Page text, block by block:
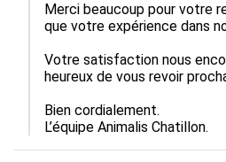
Merci beaucoup pour votre
que votre expérience dans
Votre satisfaction nous
heureux de vous revoir
Bien cordialement.
L’équipe Animalis Chatillon.